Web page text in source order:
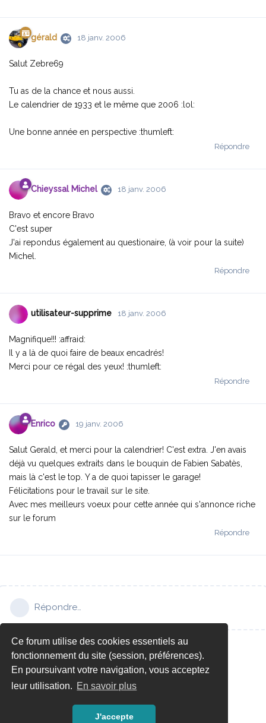
Ce forum utilise des cookies essentiels au
fonctionnement du site (session, préférences).
En poursuivant votre navigation, vous acceptez
leur utilisation. En savoir plus
J'accepte
gérald 18 janv. 2006
Salut Zebre69
Tu as de la chance et nous aussi.
Le calendrier de 1933 et le même que 2006 :lol:
Une bonne année en perspective :thumleft:
Répondre
Chieyssal Michel 18 janv. 2006
Bravo et encore Bravo
C'est super
J'ai repondus également au questionaire, (à voir pour la suite)
Michel.
Répondre
utilisateur-supprime 18 janv. 2006
Magnifique!!! :affraid:
Il y a là de quoi faire de beaux encadrés!
Merci pour ce régal des yeux! :thumleft:
Répondre
Enrico 19 janv. 2006
Salut Gerald, et merci pour la calendrier! C'est extra. J'en avais
déjà vu quelques extraits dans le bouquin de Fabien Sabatès,
mais là c'est le top. Y a de quoi tapisser le garage!
Félicitations pour le travail sur le site.
Avec mes meilleurs voeux pour cette année qui s'annonce riche
sur le forum
Répondre
Répondre…